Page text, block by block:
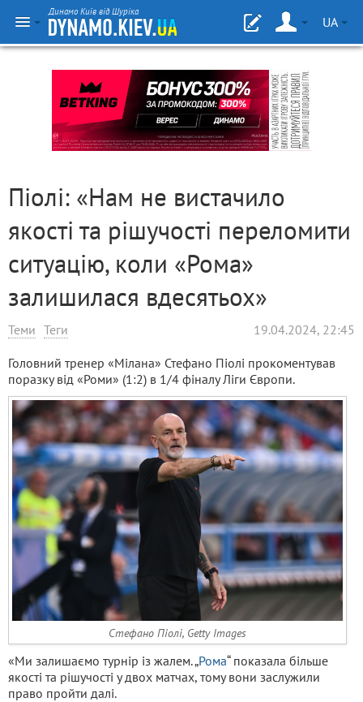
Динамо Київ від Шуріка
UA
Піолі: «Нам не вистачило
якості та рішучості переломити
ситуацію, коли «Рома»
залишилася вдесятьох»
Теми Теги 19.04.2024, 22:45
Головний тренер «Мілана» Стефано Піолі прокоментував
поразку від «Роми» (1:2) в 1/4 фіналу Ліги Європи.
Стефано Піолі, Getty Images
«Ми залишаємо турнір із жалем. „Рома“ показала більше
якості та рішучості у двох матчах, тому вони заслужили
право пройти далі.